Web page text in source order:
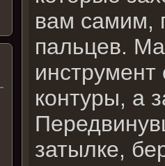
вам самим,
пальцев.
контуры, а
затылке,